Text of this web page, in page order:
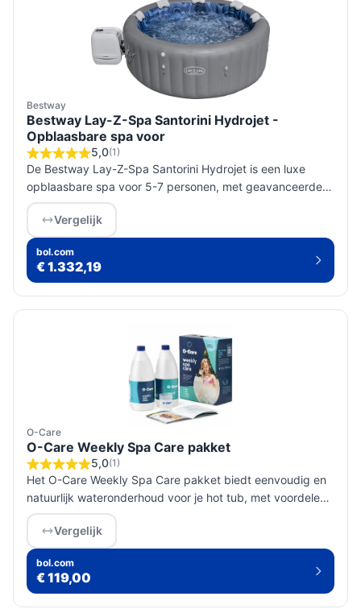
Bestway
Bestway Lay-Z-Spa Santorini Hydrojet -
Opblaasbare spa voor
5,0(1)
De Bestway Lay-Z-Spa Santorini Hydrojet is een luxe
opblaasbare spa voor 5-7 personen, met geavanceerde
massagejets en energiezuinige technologie voor ultieme
ontspanning thuis.
Vergelijk
bol.com
€ 1.332,19
O-Care
O-Care Weekly Spa Care pakket
5,0(1)
Het O-Care Weekly Spa Care pakket biedt eenvoudig en
natuurlijk wateronderhoud voor je hot tub, met voordelen
zoals minder chemicaliën en een gezondere huid.
Vergelijk
bol.com
€ 119,00